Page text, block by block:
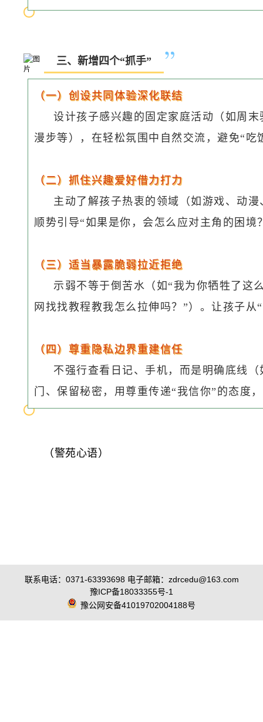
三、新增四个“抓手”
（一）创设共同体验深化联结
设计孩子感兴趣的固定家庭活动（如周
漫步等），在轻松氛围中自然交流，避免“吃
（二）抓住兴趣爱好借力打力
主动了解孩子热衷的领域（如游戏、动
顺势引导“如果是你，会怎么应对主角的困
（三）适当暴露脆弱拉近拒绝
示弱不等于倒苦水（如“我为你牺牲了这
网找找教程教我怎么拉伸吗？”）。让孩子
（四）尊重隐私边界重建信任
不强行查看日记、手机，而是明确底线
门、保留秘密，用尊重传递“我信你”的态度
（警苑心语）
联系电话：0371-63393698 电子邮箱：zdrcedu@163.com
豫ICP备18033355号-1
豫公网安备41019702004188号